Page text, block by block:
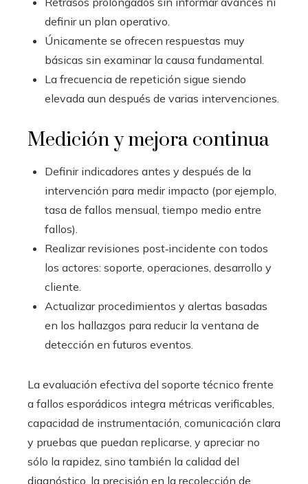
definir un plan operativo.
Únicamente se ofrecen respuestas muy
básicas sin examinar la causa fundamental.
La frecuencia de repetición sigue siendo
elevada aun después de varias intervenciones.
Medición y mejora continua
Definir indicadores antes y después de la
intervención para medir impacto (por ejemplo,
tasa de fallos mensual, tiempo medio entre
fallos).
Realizar revisiones post‑incidente con todos
los actores: soporte, operaciones, desarrollo y
cliente.
Actualizar procedimientos y alertas basadas
en los hallazgos para reducir la ventana de
detección en futuros eventos.
La evaluación efectiva del soporte técnico frente
a fallos esporádicos integra métricas verificables,
capacidad de instrumentación, comunicación clara
y pruebas que puedan replicarse, y apreciar no
sólo la rapidez, sino también la calidad del
diagnóstico, la precisión en la recolección de